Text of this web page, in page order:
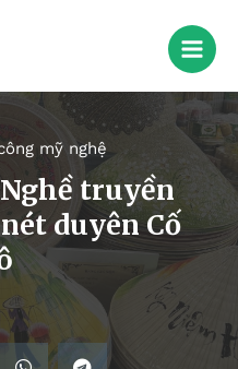
mỹ nghệ
truyền
duyên Cố